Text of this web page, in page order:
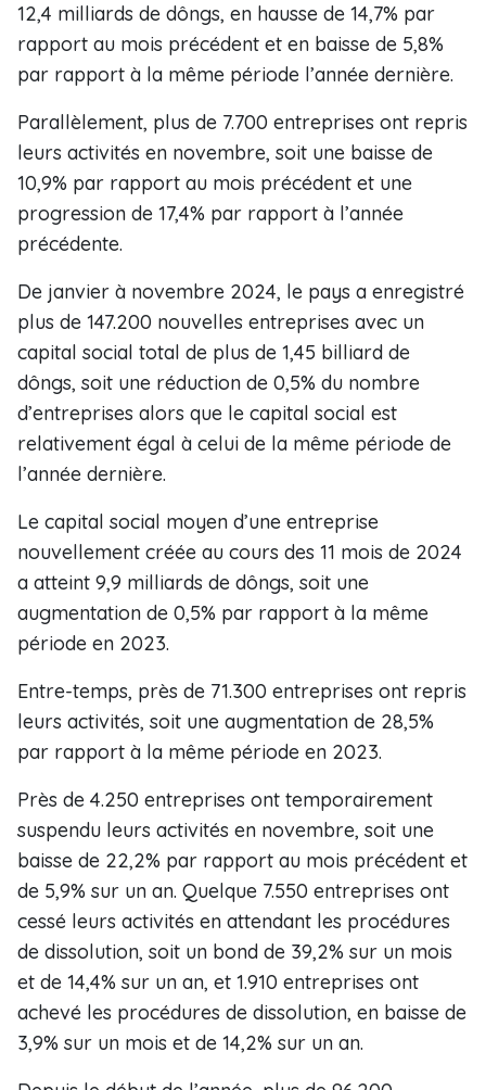
12,4 milliards de dôngs, en hausse de 14,7% par
rapport au mois précédent et en baisse de 5,8%
par rapport à la même période l’année dernière.
Parallèlement, plus de 7.700 entreprises ont repris
leurs activités en novembre, soit une baisse de
10,9% par rapport au mois précédent et une
progression de 17,4% par rapport à l’année
précédente.
De janvier à novembre 2024, le pays a enregistré
plus de 147.200 nouvelles entreprises avec un
capital social total de plus de 1,45 billiard de
dôngs, soit une réduction de 0,5% du nombre
d’entreprises alors que le capital social est
relativement égal à celui de la même période de
l’année dernière.
Le capital social moyen d’une entreprise
nouvellement créée au cours des 11 mois de 2024
a atteint 9,9 milliards de dôngs, soit une
augmentation de 0,5% par rapport à la même
période en 2023.
Entre-temps, près de 71.300 entreprises ont repris
leurs activités, soit une augmentation de 28,5%
par rapport à la même période en 2023.
Près de 4.250 entreprises ont temporairement
suspendu leurs activités en novembre, soit une
baisse de 22,2% par rapport au mois précédent et
de 5,9% sur un an. Quelque 7.550 entreprises ont
cessé leurs activités en attendant les procédures
de dissolution, soit un bond de 39,2% sur un mois
et de 14,4% sur un an, et 1.910 entreprises ont
achevé les procédures de dissolution, en baisse de
3,9% sur un mois et de 14,2% sur un an.